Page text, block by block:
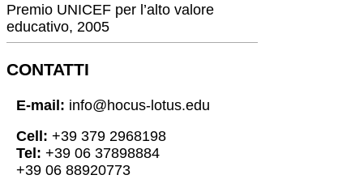
Premio UNICEF per l’alto valore
educativo, 2005
CONTATTI
E-mail: info@hocus-lotus.edu
Cell: +39 379 2968198
Tel: +39 06 37898884
+39 06 88920773